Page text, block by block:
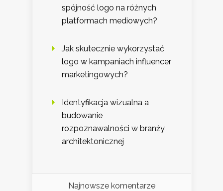
spójność logo na różnych
platformach mediowych?
Jak skutecznie wykorzystać
logo w kampaniach influencer
marketingowych?
Identyfikacja wizualna a
budowanie
rozpoznawalności w branży
architektonicznej
Najnowsze komentarze